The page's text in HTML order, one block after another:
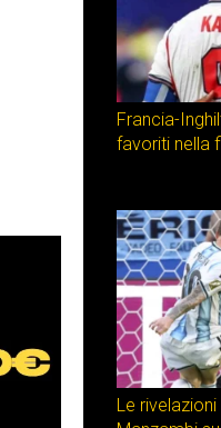
Francia-
favoriti nella
Le